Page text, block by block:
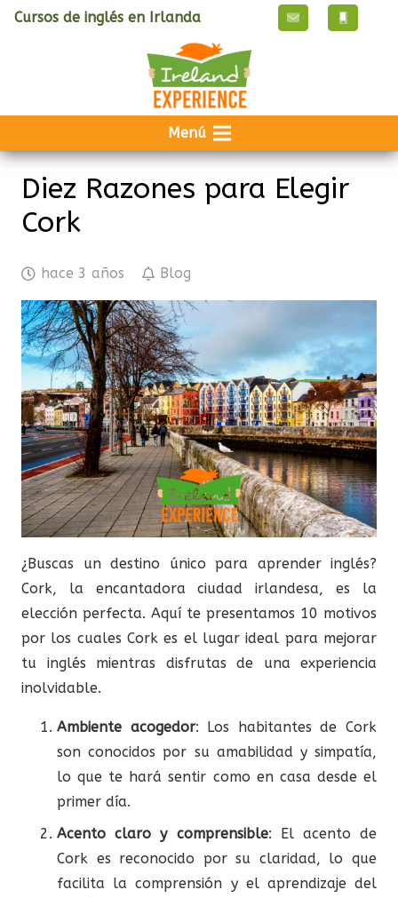
Cursos de inglés en Irlanda
Menú
Diez Razones para Elegir
Cork
hace 3 años Blog
¿Buscas un destino único para aprender inglés?
Cork, la encantadora ciudad irlandesa, es la
elección perfecta. Aquí te presentamos 10 motivos
por los cuales Cork es el lugar ideal para mejorar
tu inglés mientras disfrutas de una experiencia
inolvidable.
Ambiente acogedor: Los habitantes de Cork
son conocidos por su amabilidad y simpatía,
lo que te hará sentir como en casa desde el
primer día.
Acento claro y comprensible: El acento de
Cork es reconocido por su claridad, lo que
facilita la comprensión y el aprendizaje del